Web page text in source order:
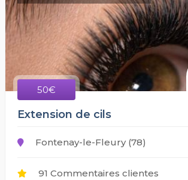
50€
Extension de cils
Fontenay-le-Fleury (78)
91 Commentaires clientes